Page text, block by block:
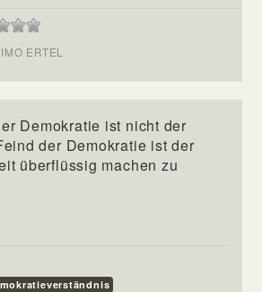
ERTEL
Demokratie ist nicht der
der Demokratie ist der
überflüssig machen zu